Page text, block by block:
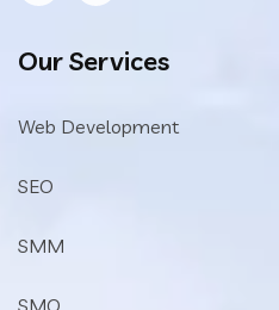
Our Services
Web Development
SEO
SMM
SMO